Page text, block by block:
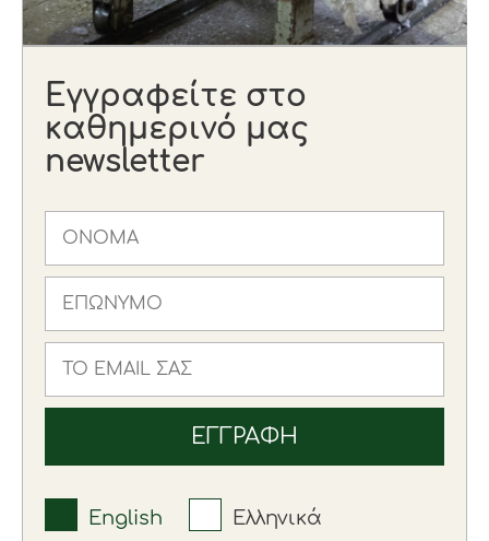
Εγγραφείτε στο
καθημερινό μας
newsletter
English Ελληνικά